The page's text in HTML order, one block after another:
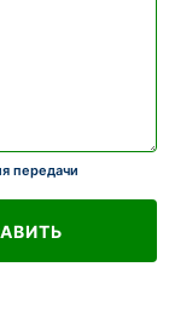
передачи